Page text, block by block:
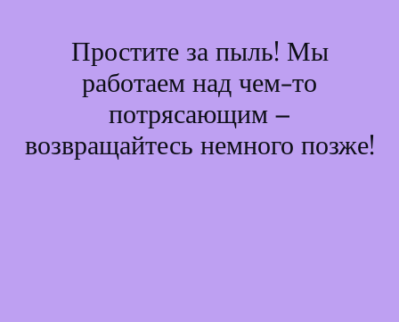
Простите за пыль! Мы
работаем над чем-то
потрясающим –
возвращайтесь немного позже!